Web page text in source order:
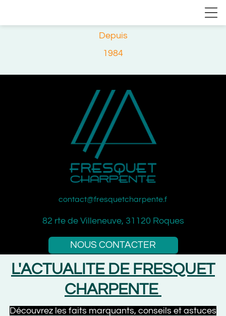
Depuis
1984
contact@fresquetcharpente.fr
82 rte de Villeneuve, 31120 Roques
NOUS CONTACTER
L'ACTUALITE DE FRESQUET
CHARPENTE
Découvrez les faits marquants, conseils et astuces